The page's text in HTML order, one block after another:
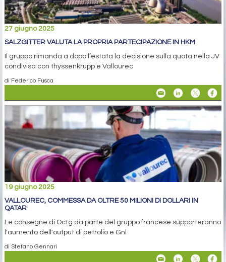
27 giugno 2025
SALZGITTER VALUTA LA PROPRIA PARTECIPAZIONE IN HKM
Il gruppo rimanda a dopo l’estata la decisione sulla quota nella JV
condivisa con thyssenkrupp e Vallourec
di Federico Fusca
19 giugno 2025
VALLOUREC, COMMESSA DA OLTRE 50 MILIONI DI DOLLARI IN
QATAR
Le consegne di Octg da parte del gruppo francese supporteranno
l'aumento dell'output di petrolio e Gnl
di Stefano Gennari